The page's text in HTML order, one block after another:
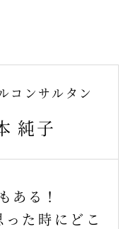
コンサルタン
純子
ある！
た時にどこ